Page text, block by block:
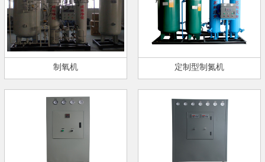
制氧机 定制型制氮机